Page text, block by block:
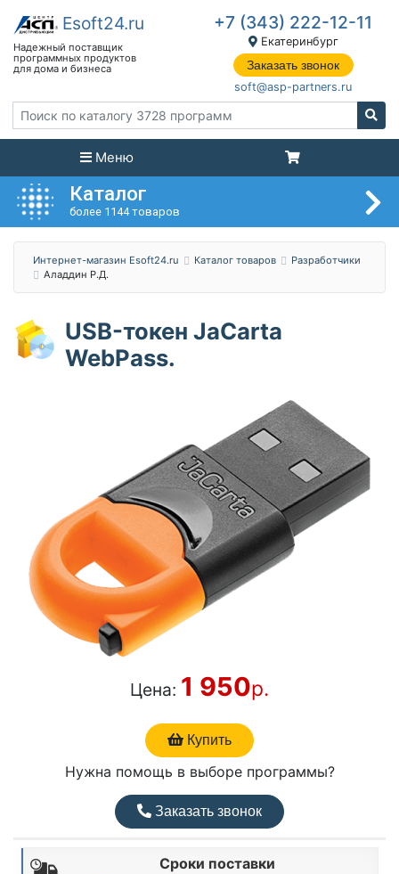
+7 (343) 222-12-11
Екатеринбург
Заказать звонок
soft@asp-partners.ru
Меню
Каталог
более 1144 товаров
Интернет-магазин Esoft24.ru Каталог товаров
Разработчики
Аладдин Р.Д.
USB-токен JaCarta
WebPass.
Цена: 1 950р.
Купить
Нужна помощь в выборе программы?
Заказать звонок
Сроки поставки